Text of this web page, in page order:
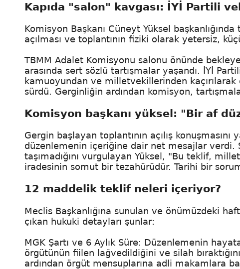
Kapıda "salon" kavgası: İYİ Partili
Komisyon Başkanı Cüneyt Yüksel
açılması ve toplantının fiziki olarak yetersiz,
TBMM Adalet Komisyonu salonu önünde
arasında sert sözlü tartışmalar yaşandı. İYİ
kamuoyundan ve milletvekillerinden
sürdü. Gerginliğin ardından komisyon,
Komisyon başkanı yüksel: "Bir af
Gergin başlayan toplantının açılış
düzenlemenin içeriğine dair net mesajlar
taşımadığını vurgulayan Yüksel, "Bu teklif,
iradesinin somut bir tezahürüdür. Tarihi bir
12 maddelik teklif neleri içeriyor?
Meclis Başkanlığına sunulan ve önümüzdeki
çıkan hukuki detayları şunlar:
MGK Şartı ve 6 Aylık Süre: Düzenlemenin
örgütünün fiilen lağvedildiğini ve silah
ardından örgüt mensuplarına adli makamlara